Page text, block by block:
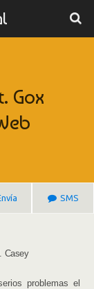
Gox
SMS
Casey
problemas el